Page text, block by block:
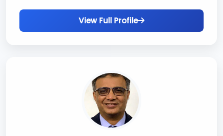
View Full Profile